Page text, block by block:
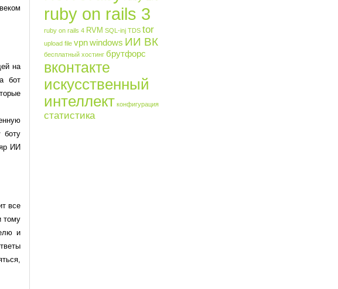
на
бот
боту
ИИ
все
тому
и
ruby on rails 3
ruby on rails 4 RVM SQL-inj TDS tor
upload file vpnwindows ИИ ВК
бесплатный хостинг брутфорс
вконтакте
искусственный
интеллект конфигурация
статистика